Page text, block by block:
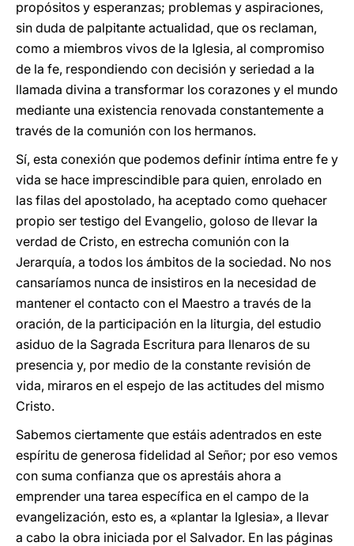
propósitos y esperanzas; problemas y aspiraciones,
sin duda de palpitante actualidad, que os reclaman,
como a miembros vivos de la Iglesia, al compromiso
de la fe, respondiendo con decisión y seriedad a la
llamada divina a transformar los corazones y el mundo
mediante una existencia renovada constantemente a
través de la comunión con los hermanos.
Sí, esta conexión que podemos definir íntima entre fe y
vida se hace imprescindible para quien, enrolado en
las filas del apostolado, ha aceptado como quehacer
propio ser testigo del Evangelio, goloso de llevar la
verdad de Cristo, en estrecha comunión con la
Jerarquía, a todos los ámbitos de la sociedad. No nos
cansaríamos nunca de insistiros en la necesidad de
mantener el contacto con el Maestro a través de la
oración, de la participación en la liturgia, del estudio
asiduo de la Sagrada Escritura para llenaros de su
presencia y, por medio de la constante revisión de
vida, miraros en el espejo de las actitudes del mismo
Cristo.
Sabemos ciertamente que estáis adentrados en este
espíritu de generosa fidelidad al Señor; por eso vemos
con suma confianza que os aprestáis ahora a
emprender una tarea específica en el campo de la
evangelización, esto es, a «plantar la Iglesia», a llevar
a cabo la obra iniciada por el Salvador. En las páginas